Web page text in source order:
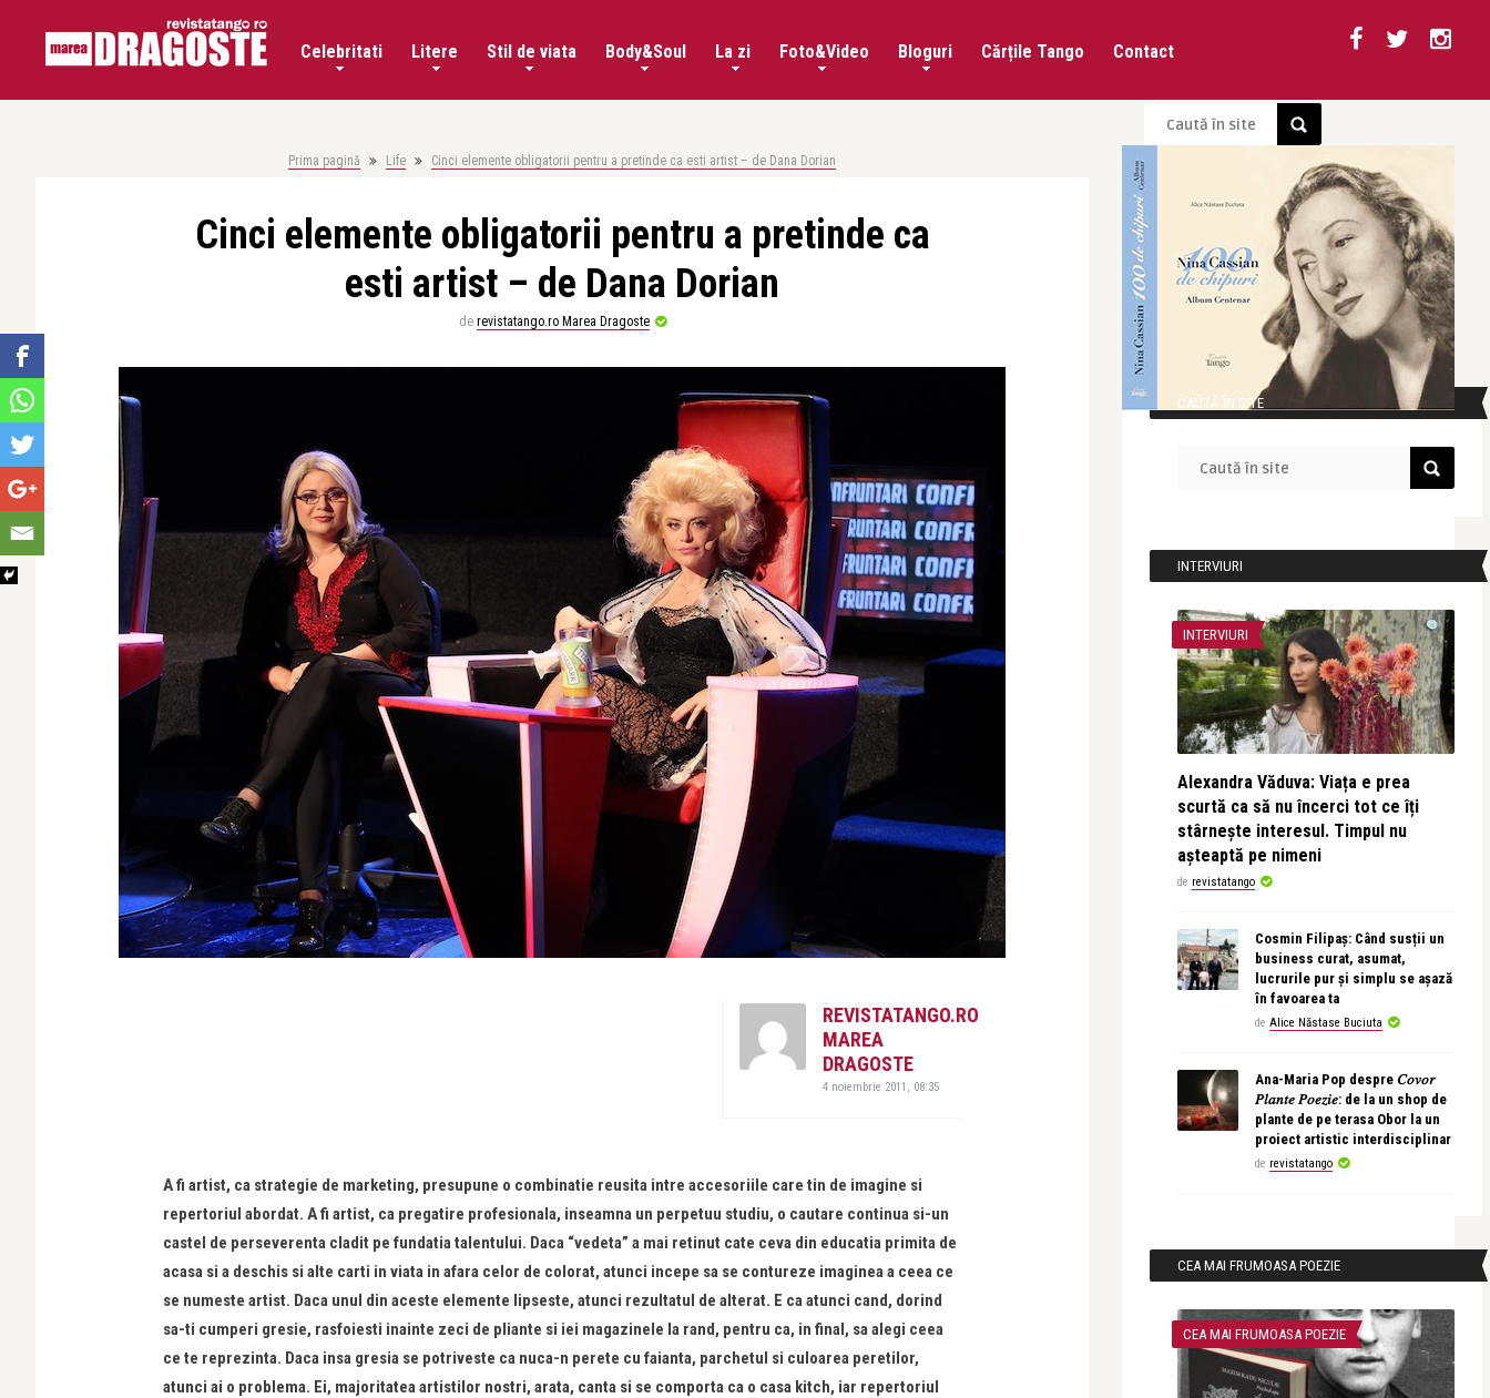
Celebritati Litere Stil de viata Body&Soul La zi Foto&Video Bloguri Cărțile Tango Contact
Prima pagină Life Cinci elemente obligatorii pentru a pretinde ca esti artist – de Dana Dorian
Cinci elemente obligatorii pentru a pretinde ca
esti artist – de Dana Dorian
de revistatango.ro Marea Dragoste
REVISTATANGO.RO
MAREA
DRAGOSTE
4 noiembrie 2011, 08:35
A fi artist, ca strategie de marketing, presupune o combinatie reusita intre accesoriile care tin de imagine si
repertoriul abordat. A fi artist, ca pregatire profesionala, inseamna un perpetuu studiu, o cautare continua si-un
castel de perseverenta cladit pe fundatia talentului. Daca “vedeta” a mai retinut cate ceva din educatia primita de
acasa si a deschis si alte carti in viata in afara celor de colorat, atunci incepe sa se contureze imaginea a ceea ce
se numeste artist. Daca unul din aceste elemente lipseste, atunci rezultatul de alterat. E ca atunci cand, dorind
sa-ti cumperi gresie, rasfoiesti inainte zeci de pliante si iei magazinele la rand, pentru ca, in final, sa alegi ceea
ce te reprezinta. Daca insa gresia se potriveste ca nuca-n perete cu faianta, parchetul si culoarea peretilor,
atunci ai o problema. Ei, majoritatea artistilor nostri, arata, canta si se comporta ca o casa kitch, iar repertoriul
CAUTĂ ÎN SITE
INTERVIURI
INTERVIURI
Alexandra Văduva: Viața e prea
scurtă ca să nu încerci tot ce îți
stârnește interesul. Timpul nu
așteaptă pe nimeni
de revistatango
Cosmin Filipaș: Când susții un
business curat, asumat,
lucrurile pur și simplu se așază
în favoarea ta
de Alice Năstase Buciuta
Ana-Maria Pop despre 𝐶𝑜𝑣𝑜𝑟
𝑃𝑙𝑎𝑛𝑡𝑒 𝑃𝑜𝑒𝑧𝑖𝑒: de la un shop de
plante de pe terasa Obor la un
proiect artistic interdisciplinar
de revistatango
CEA MAI FRUMOASA POEZIE
CEA MAI FRUMOASA POEZIE